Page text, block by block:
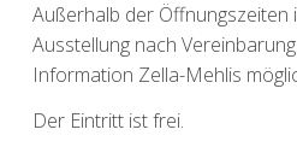
Außerhalb der Öffnungszeiten
Ausstellung nach
Information Zella-Mehlis
Der Eintritt ist frei.